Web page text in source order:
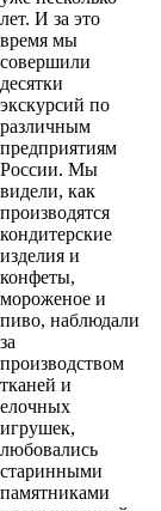
лет. И за это
время мы
совершили
десятки
экскурсий по
различным
предприятиям
России. Мы
видели, как
производятся
кондитерские
изделия и
конфеты,
мороженое и
пиво, наблюдали
за
производством
тканей и
елочных
игрушек,
любовались
старинными
памятниками